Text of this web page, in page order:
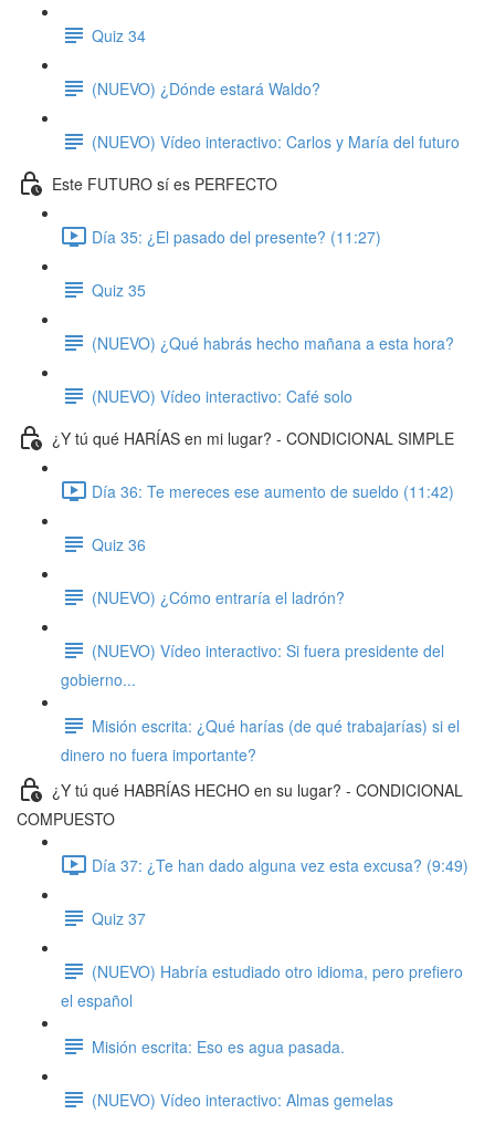
Quiz 34
(NUEVO) ¿Dónde estará Waldo?
(NUEVO) Vídeo interactivo: Carlos y María del futuro
Este FUTURO sí es PERFECTO
Día 35: ¿El pasado del presente? (11:27)
Quiz 35
(NUEVO) ¿Qué habrás hecho mañana a esta hora?
(NUEVO) Vídeo interactivo: Café solo
¿Y tú qué HARÍAS en mi lugar? - CONDICIONAL SIMPLE
Día 36: Te mereces ese aumento de sueldo (11:42)
Quiz 36
(NUEVO) ¿Cómo entraría el ladrón?
(NUEVO) Vídeo interactivo: Si fuera presidente del
gobierno...
Misión escrita: ¿Qué harías (de qué trabajarías) si el
dinero no fuera importante?
¿Y tú qué HABRÍAS HECHO en su lugar? - CONDICIONAL
COMPUESTO
Día 37: ¿Te han dado alguna vez esta excusa? (9:49)
Quiz 37
(NUEVO) Habría estudiado otro idioma, pero prefiero
el español
Misión escrita: Eso es agua pasada.
(NUEVO) Vídeo interactivo: Almas gemelas